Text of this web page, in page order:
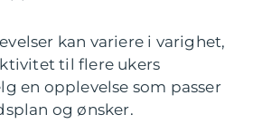
kan variere i varighet,
til flere ukers
en opplevelse som passer
og ønsker.